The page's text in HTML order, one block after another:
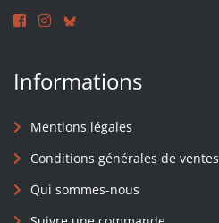
Informations
Mentions légales
Conditions générales de ventes
Qui sommes-nous